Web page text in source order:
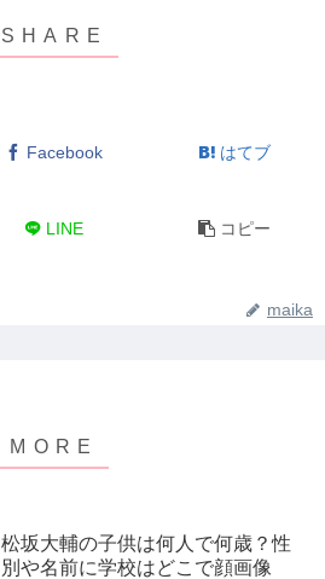
Facebook はてブ
LINE コピー
maika
松坂大輔の子供は何人で何歳？性
別や名前に学校はどこで顔画像